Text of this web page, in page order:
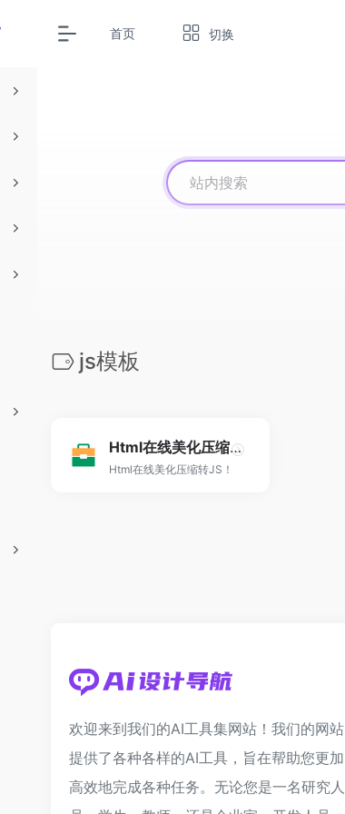
首页 切换
js模板
Html在线美化压缩转js
Html在线美化压缩转JS！
欢迎来到我们的AI工具集网站！我们的网站
提供了各种各样的AI工具，旨在帮助您更加
高效地完成各种任务。无论您是一名研究人